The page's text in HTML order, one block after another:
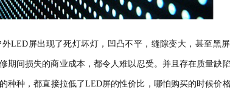
LED屏出现了死灯坏灯，凹凸不平，缝隙变大，甚至黑
期间损失的商业成本，都令人难以忍受。并且存在质量缺
种种，都直接拉低了LED屏的性价比，哪怕购买的时候价格